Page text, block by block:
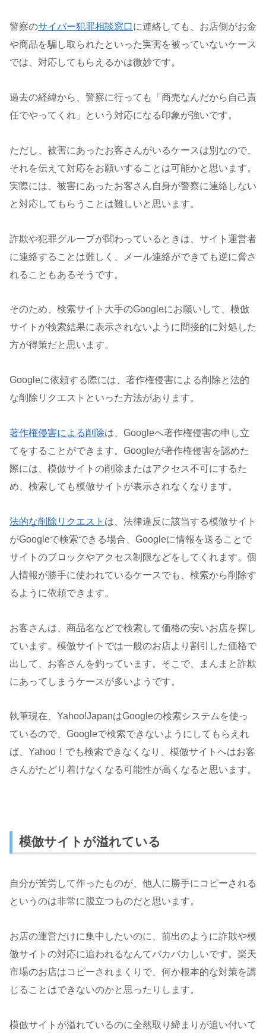
警察のサイバー犯罪相談窓口に連絡しても、お店側がお金
や商品を騙し取られたといった実害を被っていないケース
では、対応してもらえるかは微妙です。
過去の経緯から、警察に行っても「商売なんだから自己責
任でやってくれ」という対応になる印象が強いです。
ただし、被害にあったお客さんがいるケースは別なので、
それを伝えて対応をお願いすることは可能かと思います。
実際には、被害にあったお客さん自身が警察に連絡しない
と対応してもらうことは難しいと思います。
詐欺や犯罪グループが関わっているときは、サイト運営者
に連絡することは難しく、メール連絡ができても逆に脅さ
れることもあるそうです。
そのため、検索サイト大手のGoogleにお願いして、模倣
サイトが検索結果に表示されないように間接的に対処した
方が得策だと思います。
Googleに依頼する際には、著作権侵害による削除と法的
な削除リクエストといった方法があります。
著作権侵害による削除は、Googleへ著作権侵害の申し立
てをすることができます。Googleが著作権侵害を認めた
際には、模倣サイトの削除またはアクセス不可にするた
め、検索しても模倣サイトが表示されなくなります。
法的な削除リクエスト は、法律違反に該当する模倣サイト
がGoogleで検索できる場合、Googleに情報を送ることで
サイトのブロックやアクセス制限などをしてくれます。個
人情報が勝手に使われているケースでも、検索から削除す
るように依頼できます。
お客さんは、商品名などで検索して価格の安いお店を探し
ています。模倣サイトでは一般のお店より割引した価格で
出して、お客さんを釣っています。そこで、まんまと詐欺
にあってしまうケースが多いようです。
執筆現在、Yahoo!JapanはGoogleの検索システムを使っ
ているので、Googleで検索できないようにしてもらえれ
ば、Yahoo！でも検索できなくなり、模倣サイトへはお客
さんがたどり着けなくなる可能性が高くなると思います。
模倣サイトが溢れている
自分が苦労して作ったものが、他人に勝手にコピーされる
というのは非常に腹立つものだと思います。
お店の運営だけに集中したいのに、前出のように詐欺や模
倣サイトの対応に追われるなんてバカバカしいです。楽天
市場のお店はコピーされまくりで、何か根本的な対策を講
じることはできないのかと思ったりします。
模倣サイトが溢れているのに全然取り締まりが追い付いて